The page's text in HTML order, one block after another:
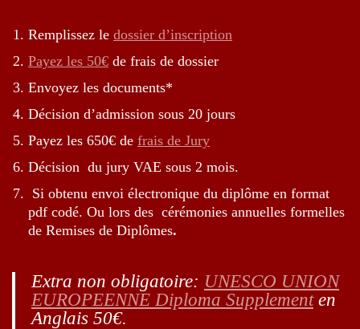
Remplissez le dossier d’inscription
Payez les 50€ de frais de dossier
Envoyez les documents*
Décision d’admission sous 20 jours
Payez les 650€ de frais de Jury
Décision du jury VAE sous 2 mois.
Si obtenu envoi électronique du diplôme en format
pdf codé. Ou lors des cérémonies annuelles formelles
de Remises de Diplômes.
Extra non obligatoire: UNESCO UNION
EUROPEENNE Diploma Supplementen
Anglais 50€.